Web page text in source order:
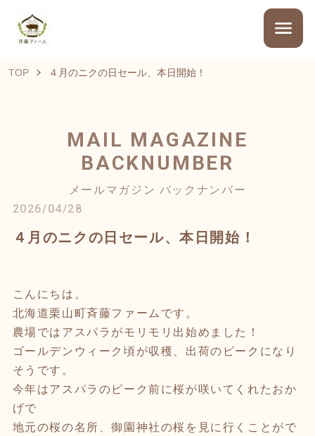
TOP ４月のニクの日セール、本日開始！
MAIL MAGAZINE
BACKNUMBER
メールマガジン バックナンバー
2026/04/28
４月のニクの日セール、本日開始！
こんにちは。
北海道栗山町斉藤ファームです。
農場ではアスパラがモリモリ出始めました！
ゴールデンウィーク頃が収穫、出荷のピークになり
そうです。
今年はアスパラのピーク前に桜が咲いてくれたおか
げで
地元の桜の名所、御園神社の桜を見に行くことがで